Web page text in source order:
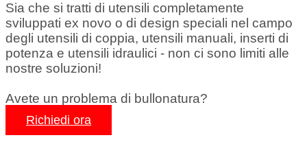
Sia che si tratti di utensili completamente
sviluppati ex novo o di design speciali nel campo
degli utensili di coppia, utensili manuali, inserti di
potenza e utensili idraulici - non ci sono limiti alle
nostre soluzioni!
Avete un problema di bullonatura?
Richiedi ora